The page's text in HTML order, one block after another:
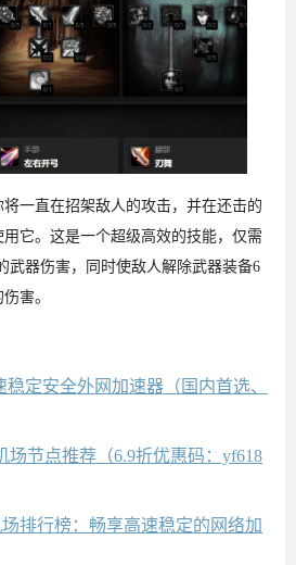
一直在招架敌人的攻击，并在还击的
它。这是一个超级高效的技能，仅需
武器伤害，同时使敌人解除武器装备6
害。
定安全外网加速器（国内首选、
场节点推荐（6.9折优惠码：yf618
排行榜：畅享高速稳定的网络加